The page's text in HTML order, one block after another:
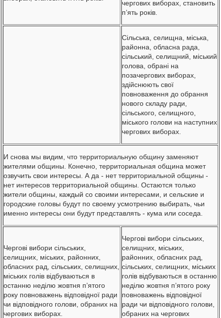
чергових виборах, становить
п’ять років.
Сільська, селищна, міська,
районна, обласна рада,
сільський, селищний, міський
голова, обрані на
позачергових виборах,
здійснюють свої
повноваження до обрання
нового складу ради,
сільського, селищного,
міського голови на наступних
чергових виборах.
И снова мы видим, что территориальную общину заменяют
жителями общины. Конечно, территориальная община может
озвучить свои интересы. А да - нет территориальной общины -
нет интересов территориальной общины. Остаются только
жители общины, каждый со своими интересами, и сельские и
городские головы будут по своему усмотрению выбирать, чьи
именно интересы они будут представлять - кума или соседа.
Чергові вибори сільських,
селищних, міських, районних,
обласних рад, сільських, селищних,
міських голів відбуваються в
останню неділю жовтня п’ятого
року повноважень відповідної ради
чи відповідного голови, обраних на
чергових виборах.
Чергові вибори сільських,
селищних, міських,
районних, обласних рад,
сільських, селищних, міських
голів відбуваються в останню
неділю жовтня п’ятого року
повноважень відповідної
ради чи відповідного голови,
обраних на чергових